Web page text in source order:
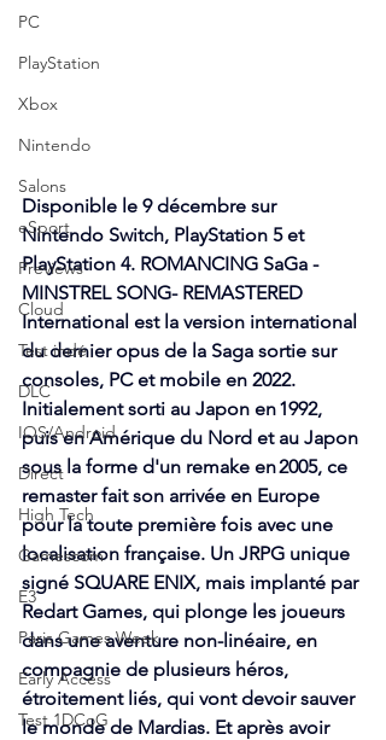
PC
PlayStation
Xbox
Nintendo
Salons
eSport
Previews
Cloud
Test indé
DLC
IOS/Android
Direct
High Tech
Gamescom
E3
Paris Games Week
Early Access
Test 1DCoG
Disponible le 9 décembre sur
Nintendo Switch, PlayStation 5 et
PlayStation 4. ROMANCING SaGa -
MINSTREL SONG- REMASTERED
International est la version international
du dernier opus de la Saga sortie sur
consoles, PC et mobile en 2022.
Initialement sorti au Japon en 1992,
puis en Amérique du Nord et au Japon
sous la forme d'un remake en 2005, ce
remaster fait son arrivée en Europe
pour la toute première fois avec une
localisation française. Un JRPG unique
signé SQUARE ENIX, mais implanté par
Redart Games, qui plonge les joueurs
dans une aventure non-linéaire, en
compagnie de plusieurs héros,
étroitement liés, qui vont devoir sauver
le monde de Mardias. Et après avoir